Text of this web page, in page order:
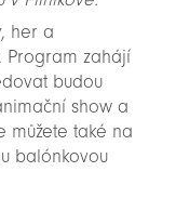
her a
zahájí
budou
show a
můžete také na
balónkovou